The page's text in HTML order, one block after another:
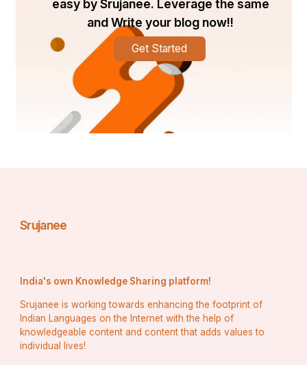
ଏବଂ ଗତିଶୀଳତା ପାଇଁ ସହଯୋଗ କରିପାରିବେ।
ଜାତୀୟ ଏକୀକରଣ:
ଦେଶର ବିଭିନ୍ନ ପ୍ରାନ୍ତରୁ ଯୁବକମାନଙ୍କ ମଧ୍ୟରେ ଜାତୀୟ
ଏକତା ତଥା ଏକୀକରଣର ଭାବନା ବଢାଇବା
କ୍ଷେତ୍ରରେ ସେମାନଙ୍କର ନିଯୁକ୍ତିକୁ ବଢାଇଥାଏ ।
ଯୋଗ୍ୟତା ମାନଦଣ୍ଡ ଅଗ୍ନିପଥ ଯୋଜନା ପାଇଁ ଆବେଦନ
easy by Srujanee. Leverage the same
and Write your blog now!!
Get Started
Srujanee
India's own Knowledge Sharing platform!
Srujanee is working towards enhancing the footprint of
Indian Languages on the Internet with the help of
knowledgeable content and content that adds values to
individual lives!